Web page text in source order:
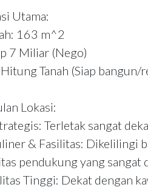
Utama:
163 m^2
7 Miliar (Nego)
Tanah (Siap bangun/
Lokasi:
Terletak sangat
& Fasilitas: Dikelilingi
pendukung yang sangat
Tinggi: Dekat dengan